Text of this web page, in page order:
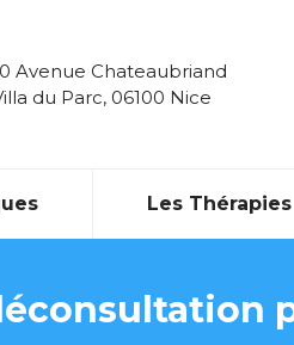
Avenue Chateaubriand
du Parc, 06100 Nice
Les Thérapies